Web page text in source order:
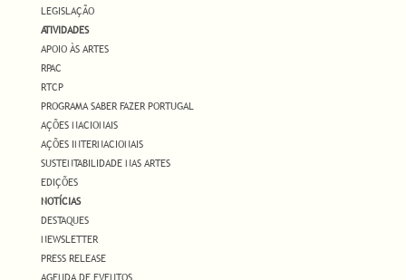
LEGISLAÇÃO
ATIVIDADES
APOIO ÀS ARTES
RPAC
RTCP
PROGRAMA SABER FAZER PORTUGAL
AÇÕES NACIONAIS
AÇÕES INTERNACIONAIS
SUSTENTABILIDADE NAS ARTES
EDIÇÕES
NOTÍCIAS
DESTAQUES
NEWSLETTER
PRESS RELEASE
AGENDA DE EVENTOS